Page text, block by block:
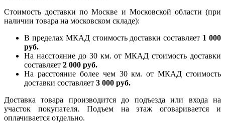
Стоимость доставки по Москве и Московской области (при
наличии товара на московском складе):
В пределах МКАД стоимость доставки составляет 1 000
руб.
На насcтояние до 30 км. от МКАД стоимость доставки
составляет 2 000 руб.
На расстояние более чем 30 км. от МКАД стоимость
доставки составляет 3 000 руб.
Доставка товара производится до подъезда или входа на
участок покупателя. Подъем на этаж оговаривается и
оплачивается отдельно.